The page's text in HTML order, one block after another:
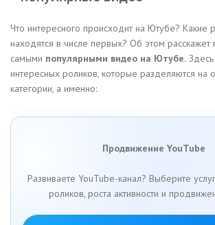
Что интересного происходит на Ютубе? Какие
находятся в числе первых? Об этом расскажет
самыми популярными видео на Ютубе.
интересных роликов, которые разделяются на
категории, а именно:
Продвижение YouTube
Развиваете YouTube-канал? Выберите
роликов, роста активности и